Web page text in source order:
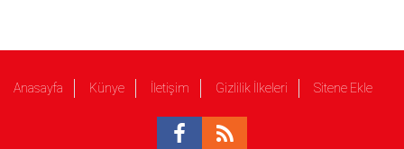
Anasayfa Künye İletişim Gizlilik İlkeleri Sitene Ekle